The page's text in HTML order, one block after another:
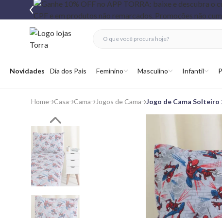
Abrir menu
Novidades Dia dos Pais Feminino Masculino Infantil
fechar menu
fechar menu
favoritos
Home Casa Cama Jogos de Cama Jogo de Cama Solteiro